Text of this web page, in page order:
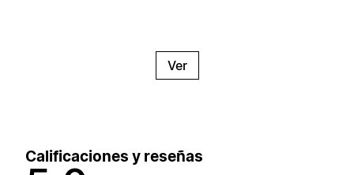
Ver
Calificaciones y reseñas